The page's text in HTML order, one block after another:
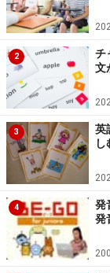
2
チ
文
3
英
4
発
発